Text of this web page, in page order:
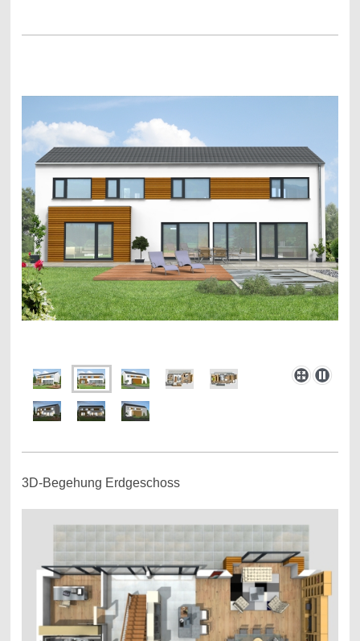
3D-Begehung Erdgeschoss